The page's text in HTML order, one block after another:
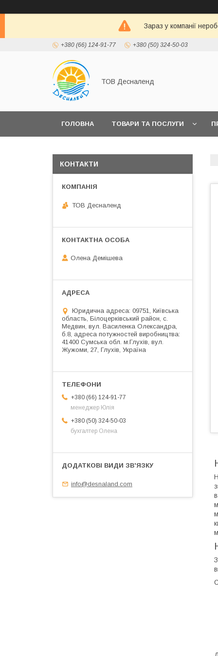
Зараз у компанії
+380 (66) 124-91-77 +380 (50) 324-50-03
ТОВ Десналенд
ГОЛОВНА ТОВАРИ ТА ПОСЛУГИ
КОНТАКТИ
ТОВ Десналенд
Олена Демішева
Юридична адреса: 09751, Київська
область, Білоцерківський район, с.
Медвин, вул. Василенка Олександра,
б.8, адреса потужностей виробництва:
41400 Сумська обл. м.Глухів, вул.
Жужоми, 27, Глухів, Україна
+380 (66) 124-91-77
менеджер Юлія
+380 (50) 324-50-03
бухгалтер Олена
info@desnaland.com